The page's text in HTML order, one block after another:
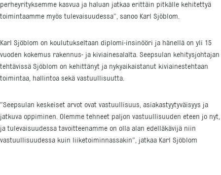
perheyrityksemme kasvua ja haluan jatkaa erittäin pitkälle kehitettyä
toimintaamme myös tulevaisuudessa”, sanoo Karl Sjöblom.
Karl Sjöblom on koulutukseltaan diplomi-insinööri ja hänellä on yli 15
vuoden kokemus rakennus- ja kiviainesalalta. Seepsulan kehitysjohtajan
tehtävissä Sjöblom on kehittänyt ja nykyaikaistanut kiviainestehtaan
toimintaa, hallintoa sekä vastuullisuutta.
”Seepsulan keskeiset arvot ovat vastuullisuus, asiakastyytyväisyys ja
jatkuva oppiminen. Olemme tehneet paljon vastuullisuuden eteen jo nyt,
ja tulevaisuudessa tavoitteenamme on olla alan edelläkävijä niin
vastuullisuudessa kuin liiketoiminnassakin”, jatkaa Karl Sjöblom